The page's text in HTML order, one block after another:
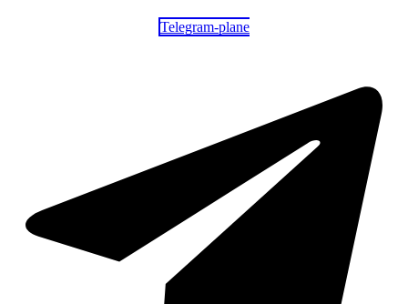
Telegram-plane